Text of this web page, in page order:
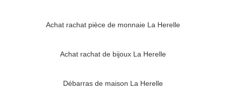
Achat rachat pièce de monnaie La Herelle
Achat rachat de bijoux La Herelle
Débarras de maison La Herelle